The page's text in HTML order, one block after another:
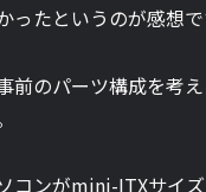
ったというのが感想で
前のパーツ構成を考
コンがmini-ITXサイ